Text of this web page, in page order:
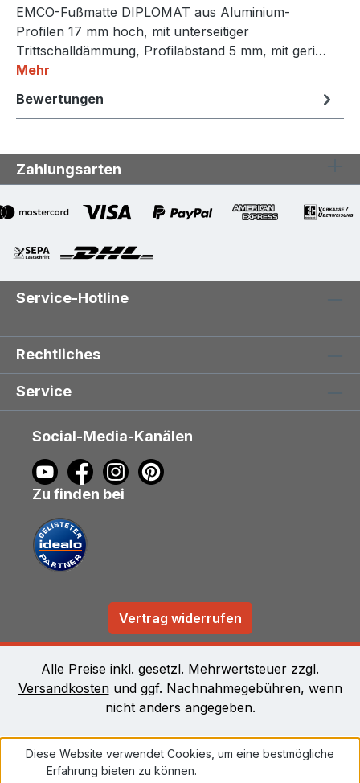
EMCO-Fußmatte DIPLOMAT aus Aluminium-
Profilen 17 mm hoch, mit unterseitiger
Trittschalldämmung, Profilabstand 5 mm, mit geri…
Mehr
Bewertungen
Zahlungsarten
Service-Hotline
Rechtliches
Service
Social-Media-Kanälen
Zu finden bei
Vertrag widerrufen
Alle Preise inkl. gesetzl. Mehrwertsteuer zzgl.
Versandkostenund ggf. Nachnahmegebühren, wenn
nicht anders angegeben.
Diese Website verwendet Cookies, um eine bestmögliche
Erfahrung bieten zu können.